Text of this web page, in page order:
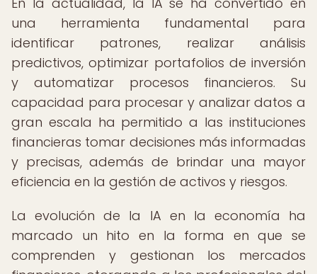
una herramienta fundamental para
identificar patrones, realizar análisis
predictivos, optimizar portafolios de inversión
y automatizar procesos financieros. Su
capacidad para procesar y analizar datos a
gran escala ha permitido a las instituciones
financieras tomar decisiones más informadas
y precisas, además de brindar una mayor
eficiencia en la gestión de activos y riesgos.
La evolución de la IA en la economía ha
marcado un hito en la forma en que se
comprenden y gestionan los mercados